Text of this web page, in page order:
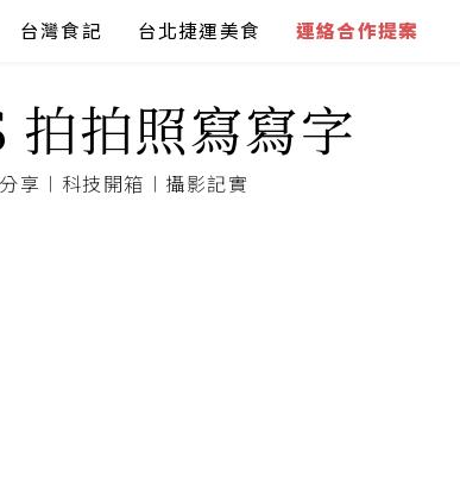
台灣食記 台北捷運美食 連絡合作提案
拍照寫寫字
享︱科技開箱︱攝影記實